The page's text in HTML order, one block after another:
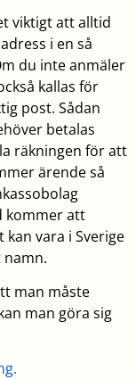
viktigt att alltid
i en så
du inte anmäler
kallas för
post. Sådan
betalas
räkningen för att
ärende så
kommer att
vara i Sverige
man måste
man göra sig